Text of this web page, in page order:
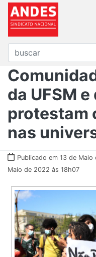
da UFSM e
protestam
nas
Publicado em 13 de
Maio de 2022 às 18h07